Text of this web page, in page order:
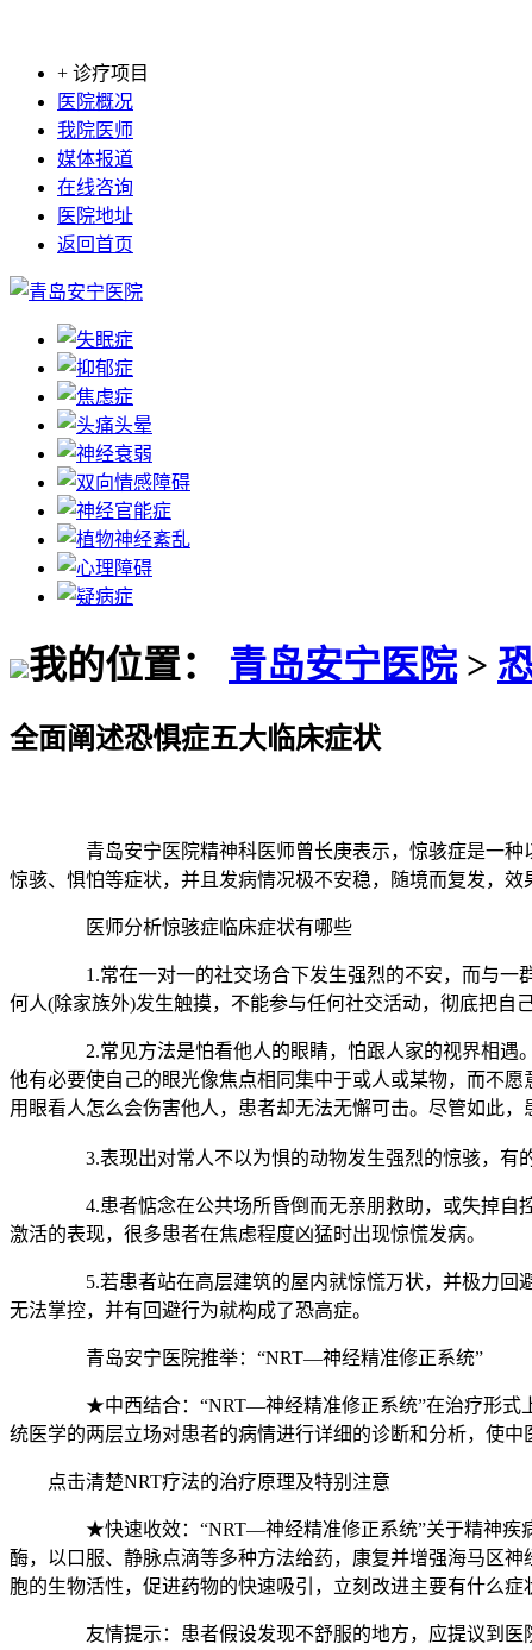
+ 诊疗项目
医院概况
我院医师
媒体报道
在线咨询
医院地址
返回首页
我的位置： 青岛安宁医院>
全面阐述恐惧症五大临床症状
青岛安宁医院精神科医师曾长庚表示，惊骇症是一种以过
惊骇、惧怕等症状，并且发病情况极不安稳，随境而复发，
医师分析惊骇症临床症状有哪些
1.常在一对一的社交场合下发生强烈的不安，而与一群陌
何人(除家族外)发生触摸，不能参与任何社交活动，彻底把自
2.常见方法是怕看他人的眼睛，怕跟人家的视界相遇。怕
他有必要使自己的眼光像焦点相同集中于或人或某物，而不
用眼看人怎么会伤害他人，患者却无法无懈可击。尽管如此，
3.表现出对常人不以为惧的动物发生强烈的惊骇，有的不
4.患者惦念在公共场所昏倒而无亲朋救助，或失掉自控又
激活的表现，很多患者在焦虑程度凶猛时出现惊慌发病。
5.若患者站在高层建筑的屋内就惊慌万状，并极力回避，
无法掌控，并有回避行为就构成了恐高症。
青岛安宁医院推举：“NRT—神经精准修正系统”
★中西结合：“NRT—神经精准修正系统”在治疗形式上更
统医学的两层立场对患者的病情进行详细的诊断和分析，使中
点击清楚NRT疗法的治疗原理及特别注意
★快速收效：“NRT—神经精准修正系统”关于精神疾病的
酶，以口服、静脉点滴等多种方法给药，康复并增强海马区
胞的生物活性，促进药物的快速吸引，立刻改进主要有什么
友情提示：患者假设发现不舒服的地方，应提议到医院做